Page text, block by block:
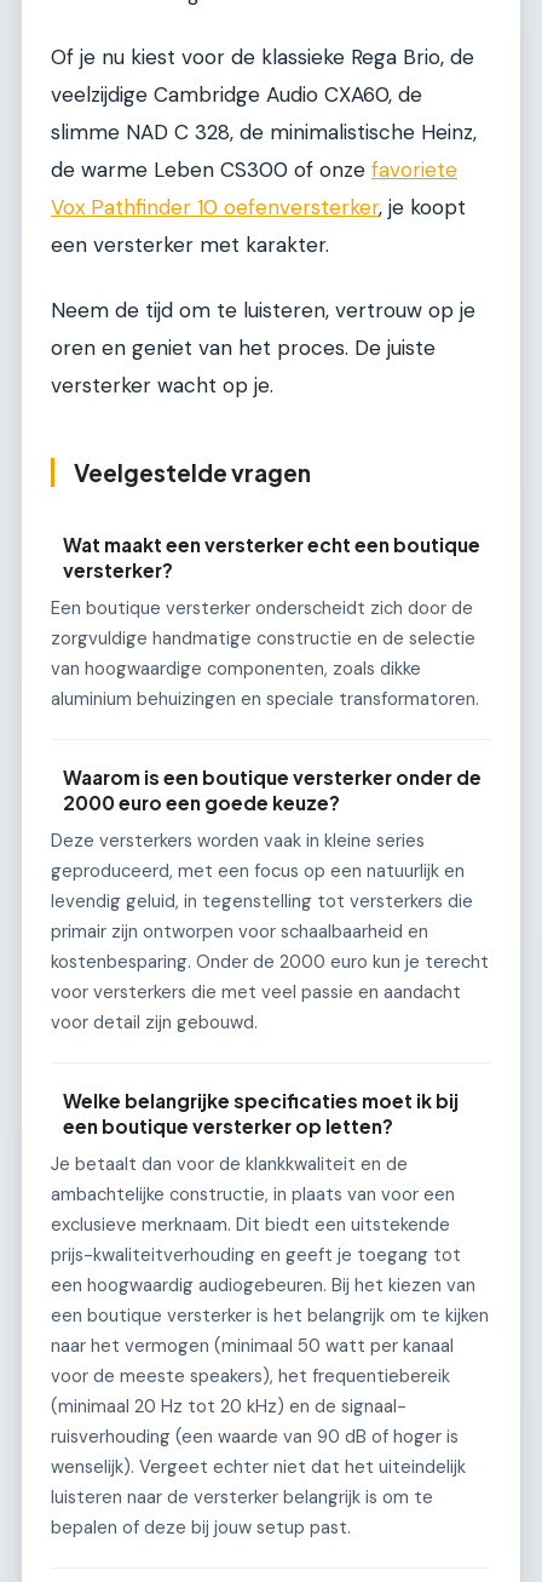
Of je nu kiest voor de klassieke Rega Brio, de
veelzijdige Cambridge Audio CXA60, de
slimme NAD C 328, de minimalistische Heinz,
de warme Leben CS300 of onze favoriete
Vox Pathfinder 10 oefenversterker, je koopt
een versterker met karakter.
Neem de tijd om te luisteren, vertrouw op je
oren en geniet van het proces. De juiste
versterker wacht op je.
Veelgestelde vragen
Wat maakt een versterker echt een boutique
versterker?
Een boutique versterker onderscheidt zich door de
zorgvuldige handmatige constructie en de selectie
van hoogwaardige componenten, zoals dikke
aluminium behuizingen en speciale transformatoren.
Waarom is een boutique versterker onder de
2000 euro een goede keuze?
Deze versterkers worden vaak in kleine series
geproduceerd, met een focus op een natuurlijk en
levendig geluid, in tegenstelling tot versterkers die
primair zijn ontworpen voor schaalbaarheid en
kostenbesparing. Onder de 2000 euro kun je terecht
voor versterkers die met veel passie en aandacht
voor detail zijn gebouwd.
Welke belangrijke specificaties moet ik bij
een boutique versterker op letten?
Je betaalt dan voor de klankkwaliteit en de
ambachtelijke constructie, in plaats van voor een
exclusieve merknaam. Dit biedt een uitstekende
prijs-kwaliteitverhouding en geeft je toegang tot
een hoogwaardig audiogebeuren. Bij het kiezen van
een boutique versterker is het belangrijk om te kijken
naar het vermogen (minimaal 50 watt per kanaal
voor de meeste speakers), het frequentiebereik
(minimaal 20 Hz tot 20 kHz) en de signaal-
ruisverhouding (een waarde van 90 dB of hoger is
wenselijk). Vergeet echter niet dat het uiteindelijk
luisteren naar de versterker belangrijk is om te
bepalen of deze bij jouw setup past.